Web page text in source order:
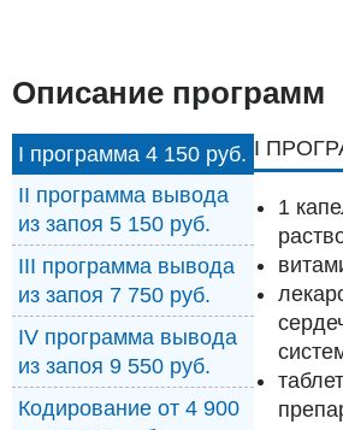
Описание программ
I программа 4 150 руб.
II программа вывода
из запоя 5 150 руб.
III программа вывода
из запоя 7 750 руб.
IV программа вывода
из запоя 9 550 руб.
Кодирование от 4 900
I
1